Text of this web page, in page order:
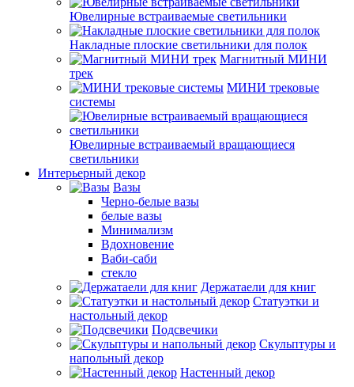
Ювелирные встраиваемые светильники
Накладные плоские светильники для полок
Магнитный МИНИ
трек
МИНИ трековые
системы
Ювелирные встраиваемый вращающиеся
светильники
Интерьерный декор
Вазы
Черно-белые вазы
белые вазы
Минимализм
Вдохновение
Ваби-саби
стекло
Держатаели для книг
Статуэтки и
настольный декор
Подсвечики
Скульптуры и
напольный декор
Настенный декор